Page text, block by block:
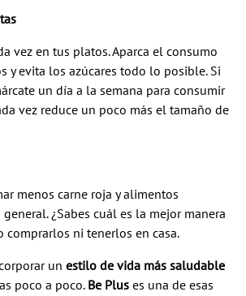
vez en tus platos. Aparca el consumo
y evita los azúcares todo lo posible. Si
un día a la semana para consumir
vez reduce un poco más el tamaño de
menos carne roja y alimentos
¿Sabes cuál es la mejor manera
comprarlos ni tenerlos en casa.
un estilo de vida más saludable
poco a poco. Be Plus es una de esas